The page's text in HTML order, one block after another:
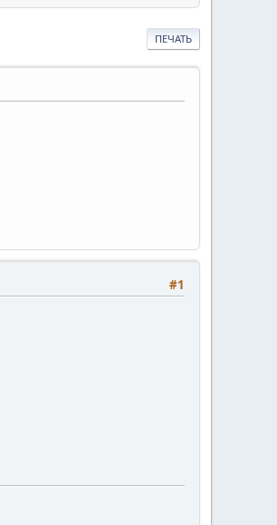
ПЕЧАТЬ
#1